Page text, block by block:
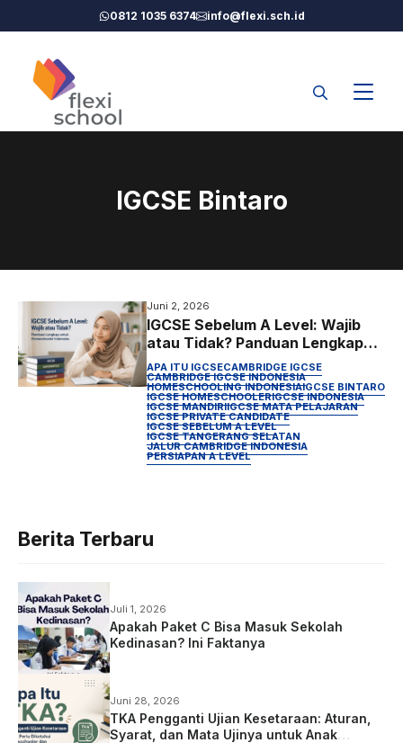
ke
0812 1035 6374 info@flexi.sch.id
IGCSE Bintaro
Juni 2, 2026
IGCSE Sebelum A Level: Wajib
atau Tidak? Panduan Lengkap
untuk Homeschooler Indonesia
APA ITU IGCSECAMBRIDGE IGCSE
CAMBRIDGE IGCSE INDONESIA
HOMESCHOOLING INDONESIAIGCSE BINTARO
IGCSE HOMESCHOOLERIGCSE INDONESIA
IGCSE MANDIRIIGCSE MATA PELAJARAN
IGCSE PRIVATE CANDIDATE
IGCSE SEBELUM A LEVEL
IGCSE TANGERANG SELATAN
JALUR CAMBRIDGE INDONESIA
PERSIAPAN A LEVEL
Berita Terbaru
Juli 1, 2026
Apakah Paket C Bisa Masuk Sekolah
Kedinasan? Ini Faktanya
Juni 28, 2026
TKA Pengganti Ujian Kesetaraan: Aturan,
Syarat, dan Mata Ujinya untuk Anak